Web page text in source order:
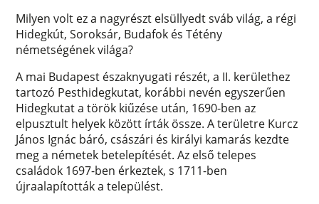
Milyen volt ez a nagyrészt elsüllyedt sváb világ, a régi
Hidegkút, Soroksár, Budafok és Tétény
németségének világa?
A mai Budapest északnyugati részét, a II. kerülethez
tartozó Pesthidegkutat, korábbi nevén egyszerűen
Hidegkutat a török kiűzése után, 1690-ben az
elpusztult helyek között írták össze. A területre Kurcz
János Ignác báró, császári és királyi kamarás kezdte
meg a németek betelepítését. Az első telepes
családok 1697-ben érkeztek, s 1711-ben
újraalapították a települést.